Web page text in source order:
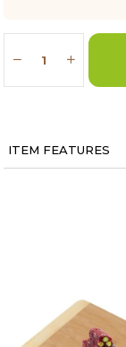
ITEM FEATURES